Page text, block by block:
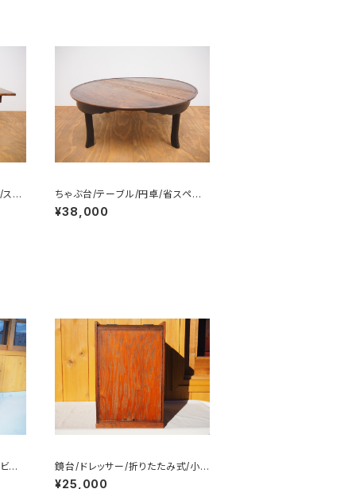
ペ
ちゃぶ台/テーブル/円卓/省スペー
ス/No.0111
¥38,000
ネ
鏡台/ドレッサー/折りたたみ式/小
引き出し/No.0290
¥25,000